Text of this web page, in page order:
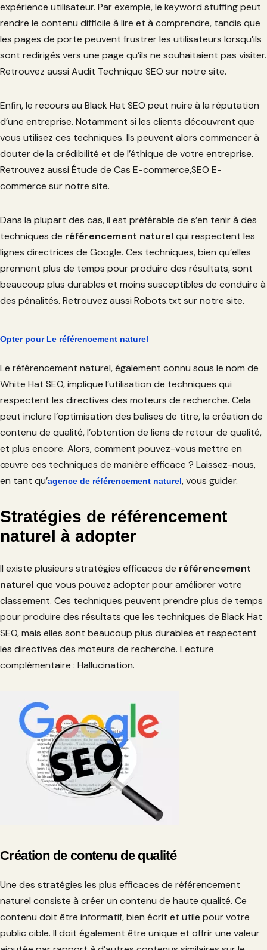
expérience utilisateur. Par exemple, le keyword stuffing peut
rendre le contenu difficile à lire et à comprendre, tandis que
les pages de porte peuvent frustrer les utilisateurs lorsqu’ils
sont redirigés vers une page qu’ils ne souhaitaient pas visiter.
Retrouvez aussi Audit Technique SEO sur notre site.
Enfin, le recours au Black Hat SEO peut nuire à la réputation
d’une entreprise. Notamment si les clients découvrent que
vous utilisez ces techniques. Ils peuvent alors commencer à
douter de la crédibilité et de l’éthique de votre entreprise.
Retrouvez aussi Étude de Cas E-commerce,SEO E-
commerce sur notre site.
Dans la plupart des cas, il est préférable de s’en tenir à des
techniques de référencement naturel qui respectent les
lignes directrices de Google. Ces techniques, bien qu’elles
prennent plus de temps pour produire des résultats, sont
beaucoup plus durables et moins susceptibles de conduire à
des pénalités. Retrouvez aussi Robots.txt sur notre site.
Opter pour Le référencement naturel
Le référencement naturel, également connu sous le nom de
White Hat SEO, implique l’utilisation de techniques qui
respectent les directives des moteurs de recherche. Cela
peut inclure l’optimisation des balises de titre, la création de
contenu de qualité, l’obtention de liens de retour de qualité,
et plus encore. Alors, comment pouvez-vous mettre en
œuvre ces techniques de manière efficace ? Laissez-nous,
en tant qu’agence de référencement naturel, vous guider.
Stratégies de référencement
naturel à adopter
Il existe plusieurs stratégies efficaces de référencement
naturel que vous pouvez adopter pour améliorer votre
classement. Ces techniques peuvent prendre plus de temps
pour produire des résultats que les techniques de Black Hat
SEO, mais elles sont beaucoup plus durables et respectent
les directives des moteurs de recherche. Lecture
complémentaire : Hallucination.
Création de contenu de qualité
Une des stratégies les plus efficaces de référencement
naturel consiste à créer un contenu de haute qualité. Ce
contenu doit être informatif, bien écrit et utile pour votre
public cible. Il doit également être unique et offrir une valeur